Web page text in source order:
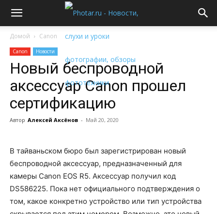
Домой Canon
Canon Новости
Новый беспроводной
аксессуар Canon прошел
сертификацию
Автор Алексей Аксёнов - Май 20, 2020
В тайваньском бюро был зарегистрирован новый
беспроводной аксессуар, предназначенный для
камеры Canon EOS R5. Аксессуар получил код
DS586225. Пока нет официального подтверждения о
том, какое конкретно устройство или тип устройства